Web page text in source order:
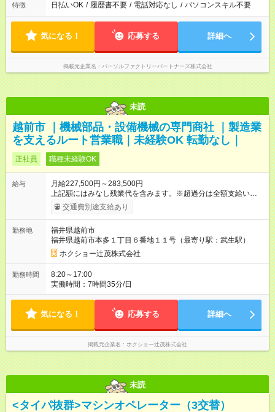
特徴 日払いOK / 履歴書不要 / 電話対応なし / パソコンスキル不要
気になる！ 応募する 詳細へ
掲載元企業名 パーソルファクトリーパートナーズ株式会社
未読
越前市 ｜機械部品・設備機械の専門商社 ｜製造業
を支えるルート営業職｜未経験OK 転勤なし｜
正社員 職種未経験OK
給与
月給227,500円～283,500円
上記額にはみなし残業代を含みます。※超過分は全額支給いたし
ます。 みなし残業代 20,000円／月 みなし残業時間 10時間／月
■ 基本給：194,000円～250,000円 ・住宅手当：10,000円
当：※2km以上から10,000円～ 支給 ■ 昇給：年１回（8月） ■
賞与：年２回（6月・12月） 【試用期間】試用期間あり 試用期
間の長さ：6ヶ月 雇用形態、給与は本採用時と同じです。
交通費別途支給あり
勤務地
福井県越前市
福井県越前市本多１丁目６番地１１号（最寄り駅：武生駅）
ホクショー辻茂株式会社
勤務時間
8:20～17:00
実働時間：7時間35分/日
気になる！ 応募する 詳細へ
掲載元企業名 ホクショー辻茂株式会社
未読
<タイパ抜群>マシンオペレーター（3交替）